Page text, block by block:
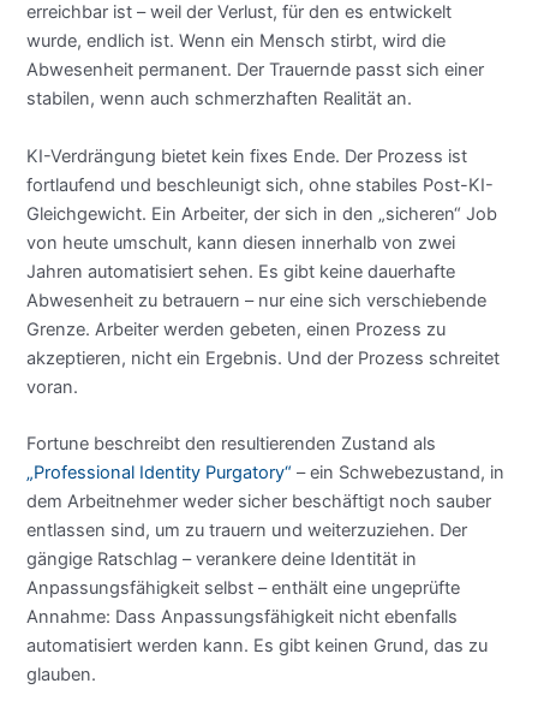
erreichbar ist – weil der Verlust, für den es entwickelt
wurde, endlich ist. Wenn ein Mensch stirbt, wird die
Abwesenheit permanent. Der Trauernde passt sich einer
stabilen, wenn auch schmerzhaften Realität an.
KI-Verdrängung bietet kein fixes Ende. Der Prozess ist
fortlaufend und beschleunigt sich, ohne stabiles Post-KI-
Gleichgewicht. Ein Arbeiter, der sich in den „sicheren“ Job
von heute umschult, kann diesen innerhalb von zwei
Jahren automatisiert sehen. Es gibt keine dauerhafte
Abwesenheit zu betrauern – nur eine sich verschiebende
Grenze. Arbeiter werden gebeten, einen Prozess zu
akzeptieren, nicht ein Ergebnis. Und der Prozess schreitet
voran.
Fortune beschreibt den resultierenden Zustand als
„Professional Identity Purgatory“ – ein Schwebezustand, in
dem Arbeitnehmer weder sicher beschäftigt noch sauber
entlassen sind, um zu trauern und weiterzuziehen. Der
gängige Ratschlag – verankere deine Identität in
Anpassungsfähigkeit selbst – enthält eine ungeprüfte
Annahme: Dass Anpassungsfähigkeit nicht ebenfalls
automatisiert werden kann. Es gibt keinen Grund, das zu
glauben.